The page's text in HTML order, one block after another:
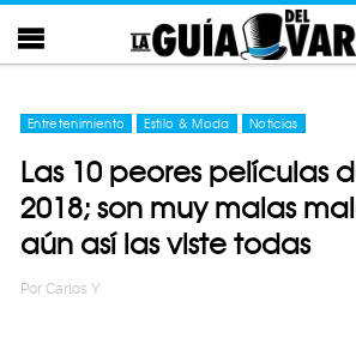
Entretenimiento Estilo & Moda Noticias
Las 10 peores películas
2018; son muy malas
aún así las viste todas
Por Carlos Y